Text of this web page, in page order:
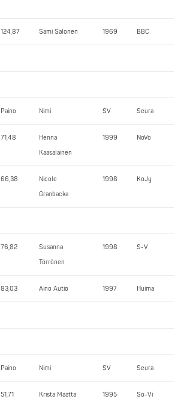
124,87 Sami Salonen 1969 BBC
Paino Nimi SV Seura
71,48
Henna
Kaasalainen
1999 NoVo
66,38
Nicole
Granbacka
1998 KoJy
76,82
Susanna
Törrönen
1998 S-V
83,03 Aino Autio 1997 Huima
Paino Nimi SV Seura
51,71 Krista Määttä 1995 So-Vi